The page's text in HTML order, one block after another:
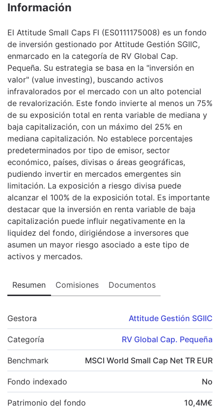
Información
El Attitude Small Caps FI (ES0111175008) es un fondo
de inversión gestionado por Attitude Gestión SGIIC,
enmarcado en la categoría de RV Global Cap.
Pequeña. Su estrategia se basa en la "inversión en
valor" (value investing), buscando activos
infravalorados por el mercado con un alto potencial
de revalorización. Este fondo invierte al menos un 75%
de su exposición total en renta variable de mediana y
baja capitalización, con un máximo del 25% en
mediana capitalización. No establece porcentajes
predeterminados por tipo de emisor, sector
económico, países, divisas o áreas geográficas,
pudiendo invertir en mercados emergentes sin
limitación. La exposición a riesgo divisa puede
alcanzar el 100% de la exposición total. Es importante
destacar que la inversión en renta variable de baja
capitalización puede influir negativamente en la
liquidez del fondo, dirigiéndose a inversores que
asumen un mayor riesgo asociado a este tipo de
activos y mercados.
Resumen Comisiones Documentos
Gestora Attitude Gestión SGIIC
Categoría RV Global Cap. Pequeña
Benchmark MSCI World Small Cap Net TR EUR
Fondo indexado No
Patrimonio del fondo 10,4M€